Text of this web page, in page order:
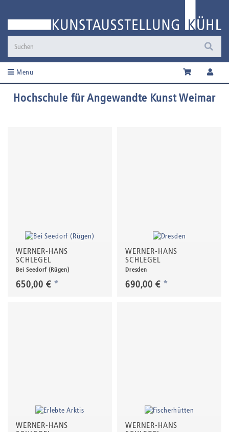
Menu
Hochschule für Angewandte Kunst Weimar
WERNER-HANS
SCHLEGEL
Bei Seedorf (Rügen)
650,00 € *
WERNER-HANS
SCHLEGEL
Dresden
690,00 € *
WERNER-HANS
WERNER-HANS